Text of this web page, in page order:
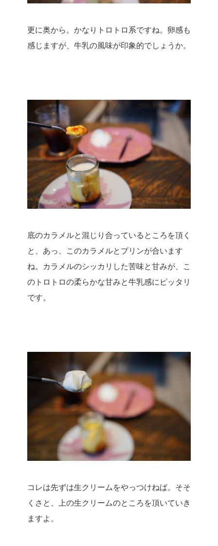
更に奥から。 かなりトロトロ系ですね。 卵感も
感じますが、牛乳の風味が印象的でしょうか。
底のカラメルと混じり合っているところを頂く
と、 あっ、このカラメルとプリンが合います
ね。
カラメルのシッカリした苦味と甘みが、こ
のトロトロの柔らかな甘みと牛乳感にピッタリ
です。
コレは先ずは生クリームをやっつけねば。 そそ
くさと、上の生クリームのところを頂いていき
ますよ。